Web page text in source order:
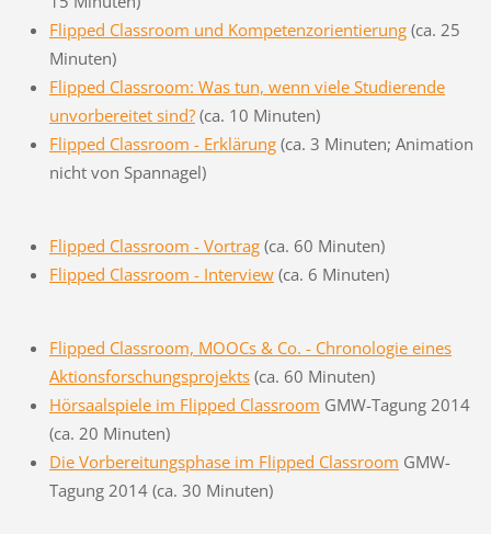
Flipped Classroom und Kompetenzorientierung(ca. 25
Minuten)
Flipped Classroom: Was tun, wenn viele Studierende
unvorbereitet sind?(ca. 10 Minuten)
Flipped Classroom - Erklärung(ca. 3 Minuten; Animation
nicht von Spannagel)
Flipped Classroom - Vortrag(ca. 60 Minuten)
Flipped Classroom - Interview(ca. 6 Minuten)
Flipped Classroom, MOOCs & Co. - Chronologie eines
Aktionsforschungsprojekts(ca. 60 Minuten)
Hörsaalspiele im Flipped Classroom GMW-Tagung 2014
(ca. 20 Minuten)
Die Vorbereitungsphase im Flipped Classroom GMW-
Tagung 2014 (ca. 30 Minuten)